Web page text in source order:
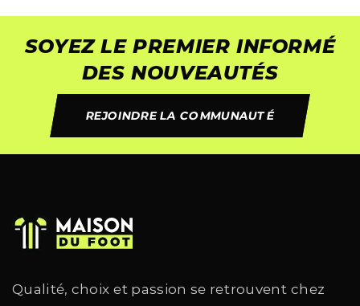
SOYEZ LE PREMIER INFORMÉ
DES NOUVEAUTÉS
REJOINDRE LA COMMUNAUTÉ
Qualité, choix et passion se retrouvent chez